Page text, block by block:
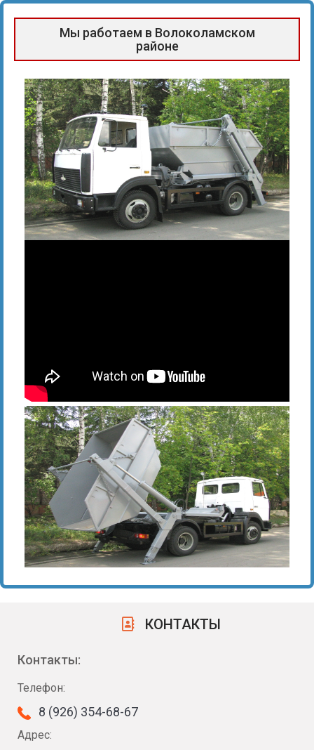
Мы работаем в Волоколамском
районе
КОНТАКТЫ
Контакты:
Телефон:
8 (926) 354-68-67
Адрес: